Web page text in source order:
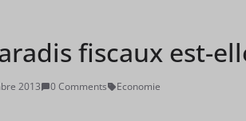
fiscaux est-
2013 0 Comments Economie